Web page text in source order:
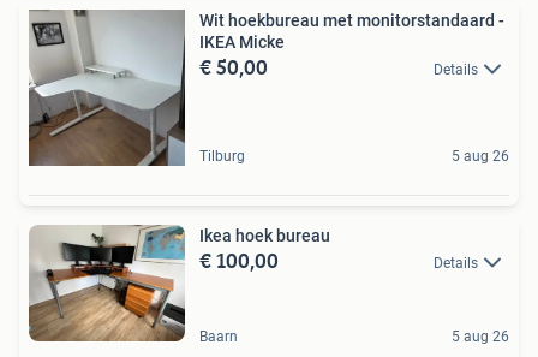
Wit hoekbureau met monitorstandaard -
IKEA Micke
€ 50,00 Details
Tilburg 5 aug 26
Ikea hoek bureau
€ 100,00 Details
Baarn 5 aug 26